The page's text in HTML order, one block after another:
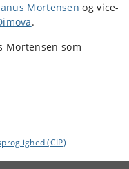
Mortensen og vice-
.
Mortensen som
(CIP)